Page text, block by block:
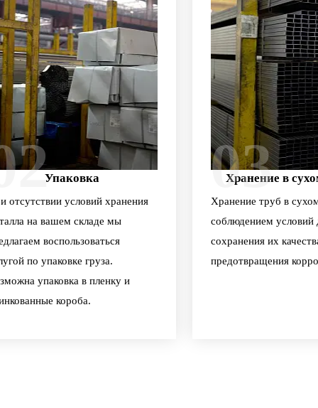
Упаковка
отсутствии условий хранения
на вашем складе мы
воспользоваться
по упаковке груза.
упаковка в пленку и
короба.
03
Хранение в
Хранение труб в
соблюдением условий
сохранения их
предотвращения